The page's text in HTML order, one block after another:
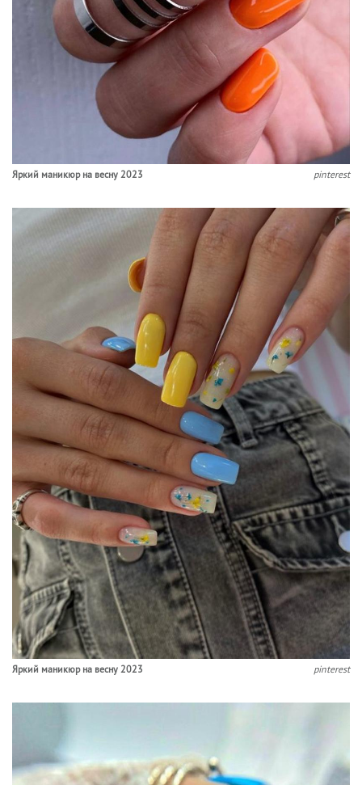
Яркий маникюр на весну 2023 pinterest
Яркий маникюр на весну 2023 pinterest